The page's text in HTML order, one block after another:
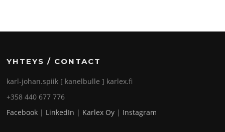
YHTEYS / CONTACT
karl-johan.spiik [ kanelbulle ] karlex.fi
+358 440 677 776
Facebook | LinkedIn | Karlex Oy | Instagram